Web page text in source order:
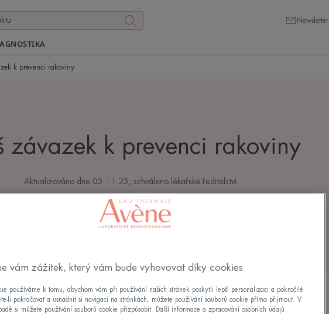
Newsletter
k prevenci rakoviny
závazek k prevenci rakoviny
Aktualizováno dne 05.11.25 , schváleno lékařské ředitelství.
Ochrana pokožky před sluncem
vám zážitek, který vám bude vyhovovat díky cookies
používáme k tomu, abychom vám při používání našich stránek poskytli lepší personalizaci a pokročilé
li pokračovat a usnadnit si navigaci na stránkách, můžete používání souborů cookie přímo přijmout. V
si můžete používání souborů cookie přizpůsobit. Další informace o zpracování osobních údajů